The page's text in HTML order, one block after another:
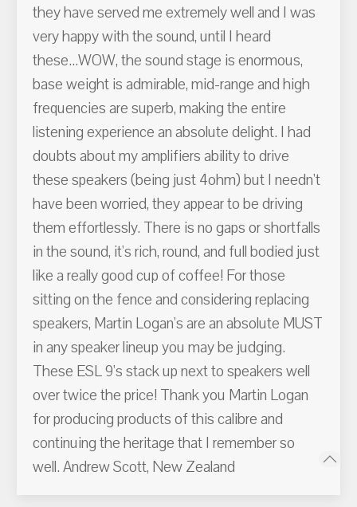
they have served me extremely well and I was
very happy with the sound, until I heard
these...WOW, the sound stage is enormous,
base weight is admirable, mid-range and high
frequencies are superb, making the entire
listening experience an absolute delight. I had
doubts about my amplifiers ability to drive
these speakers (being just 4ohm) but I needn't
have been worried, they appear to be driving
them effortlessly. There is no gaps or shortfalls
in the sound, it's rich, round, and full bodied just
like a really good cup of coffee! For those
sitting on the fence and considering replacing
speakers, Martin Logan's are an absolute MUST
in any speaker lineup you may be judging.
These ESL 9's stack up next to speakers well
over twice the price! Thank you Martin Logan
for producing products of this calibre and
continuing the heritage that I remember so
well. Andrew Scott, New Zealand